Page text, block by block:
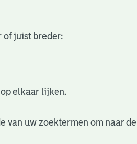
of juist breder:
elkaar lijken.
van uw zoektermen om naar